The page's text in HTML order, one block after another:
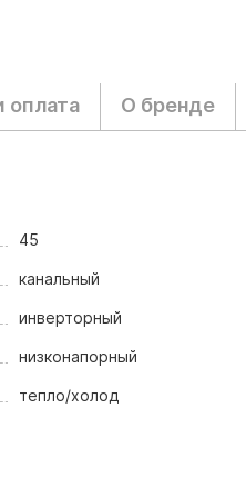
оплата О бренде
45
канальный
инверторный
низконапорный
тепло/холод